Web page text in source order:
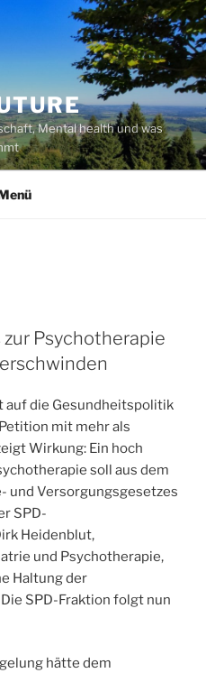
Mental health und was
Psychotherapie
auf die Gesundheitspolitik
mit mehr als
Wirkung: Ein hoch
soll aus dem
und Versorgungsgesetzes
SPD-
Heidenblut,
und Psychotherapie,
Haltung der
SPD-Fraktion folgt nun
hätte dem